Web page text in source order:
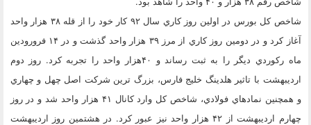
شاخص كل بورس در اولين روز كاري سال ۹۲ كار خود را از قله ۳۸ هزار واحد
آغاز كرد و در دومين روز كاري از مرز ۳۹ هزار واحد گذشت و در ۱۴ فرورودين
ماه ركوردي ديگر را به ثبت رساند و ۴۰هزار واحد را تجربه كرد. روز دوم
ارديبهشت با تاثير هلدينگ خليج فارس، بزرگ ترين شركت اصل چهل و چهاري
و همچنين نمادهاي فولادي، شاخص كل وارد كانال ۴۱ هزار واحد شد و در روز
چهارم ارديبهشت از ۴۲ هزار واحد نيز عبور كرد. در هشتمين روز ارديبهشت